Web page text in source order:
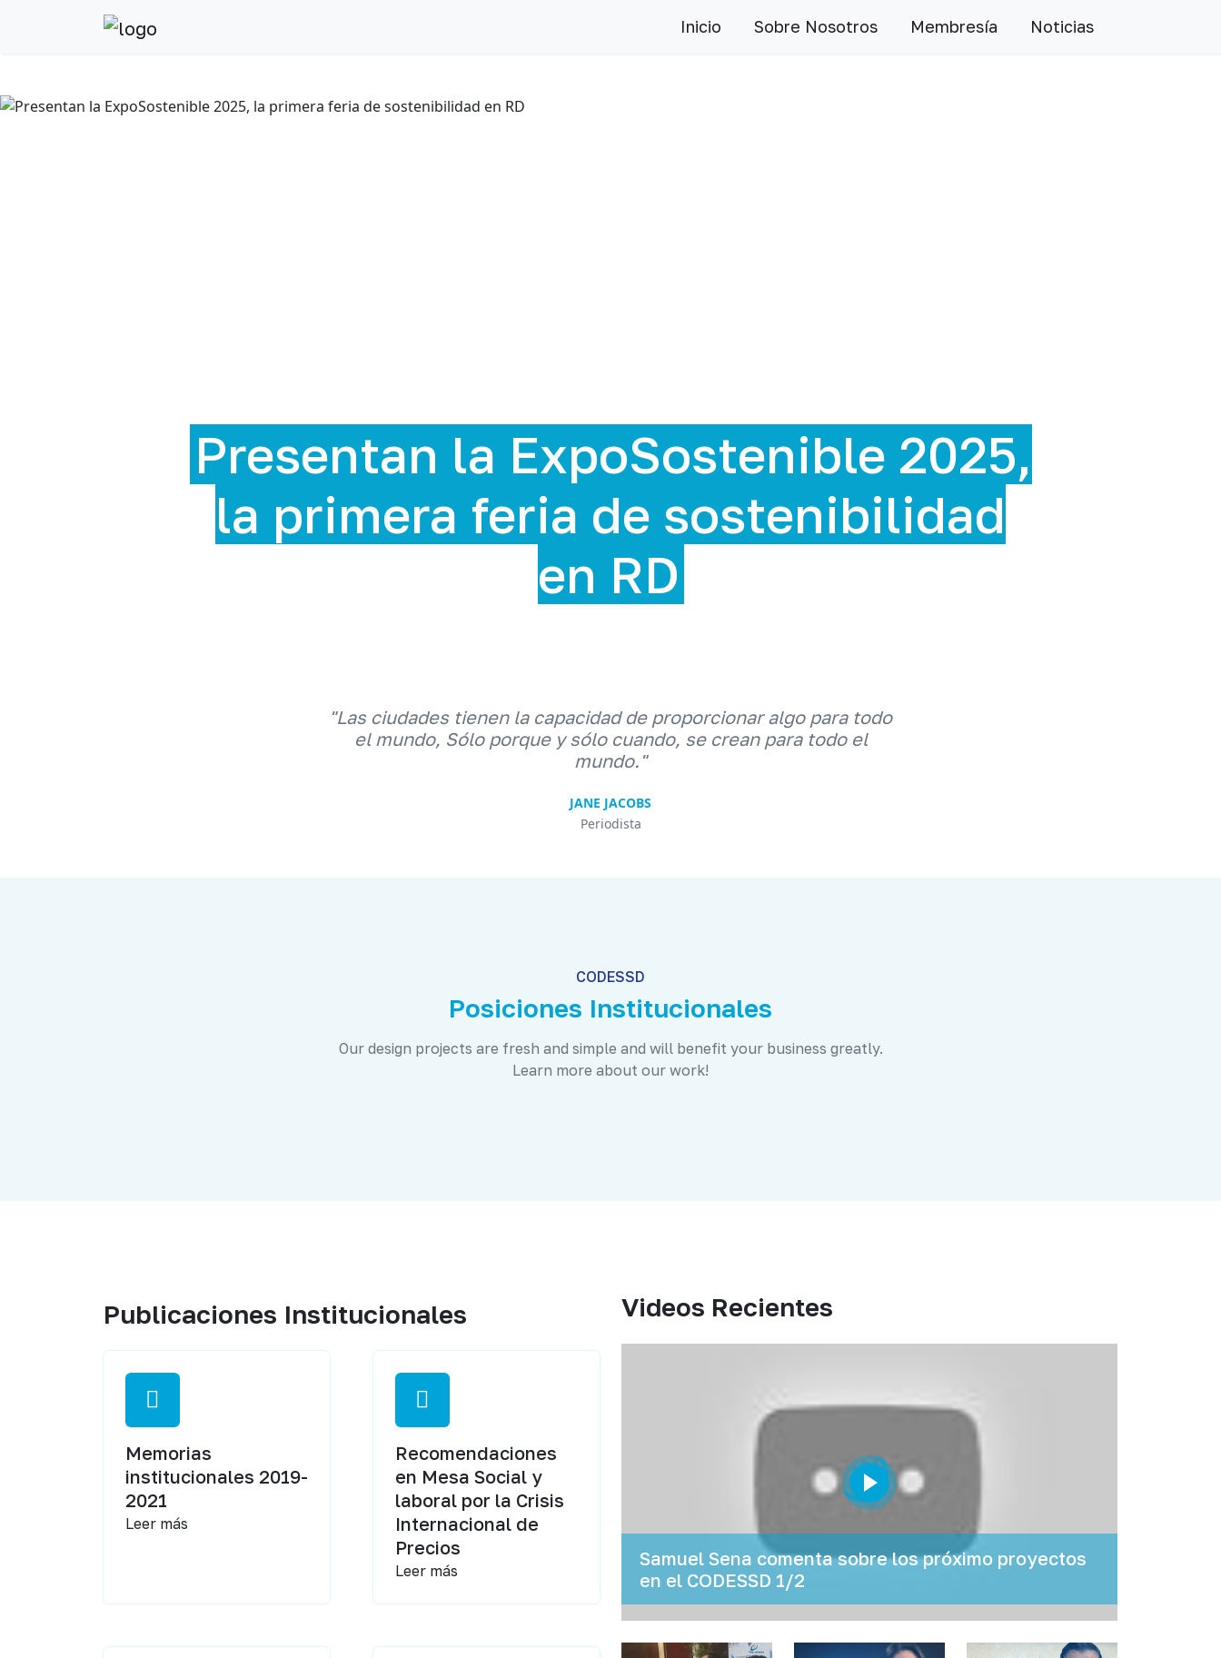
Inicio Sobre Nosotros Membresía Noticias
Presentan la ExpoSostenible 2025,
la primera feria de sostenibilidad
en RD
"Las ciudades tienen la capacidad de proporcionar algo para todo
el mundo, Sólo porque y sólo cuando, se crean para todo el
mundo."
JANE JACOBS
Periodista
CODESSD
Posiciones Institucionales
Our design projects are fresh and simple and will benefit your business greatly.
Learn more about our work!
Publicaciones Institucionales
Memorias
institucionales 2019-
2021
Leer más
Recomendaciones
en Mesa Social y
laboral por la Crisis
Internacional de
Precios
Leer más
Videos Recientes
Samuel Sena comenta sobre los próximo proyectos
en el CODESSD 1/2